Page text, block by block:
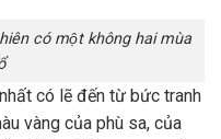
có một không hai mùa
có lẽ đến từ bức tranh
vàng của phù sa, của